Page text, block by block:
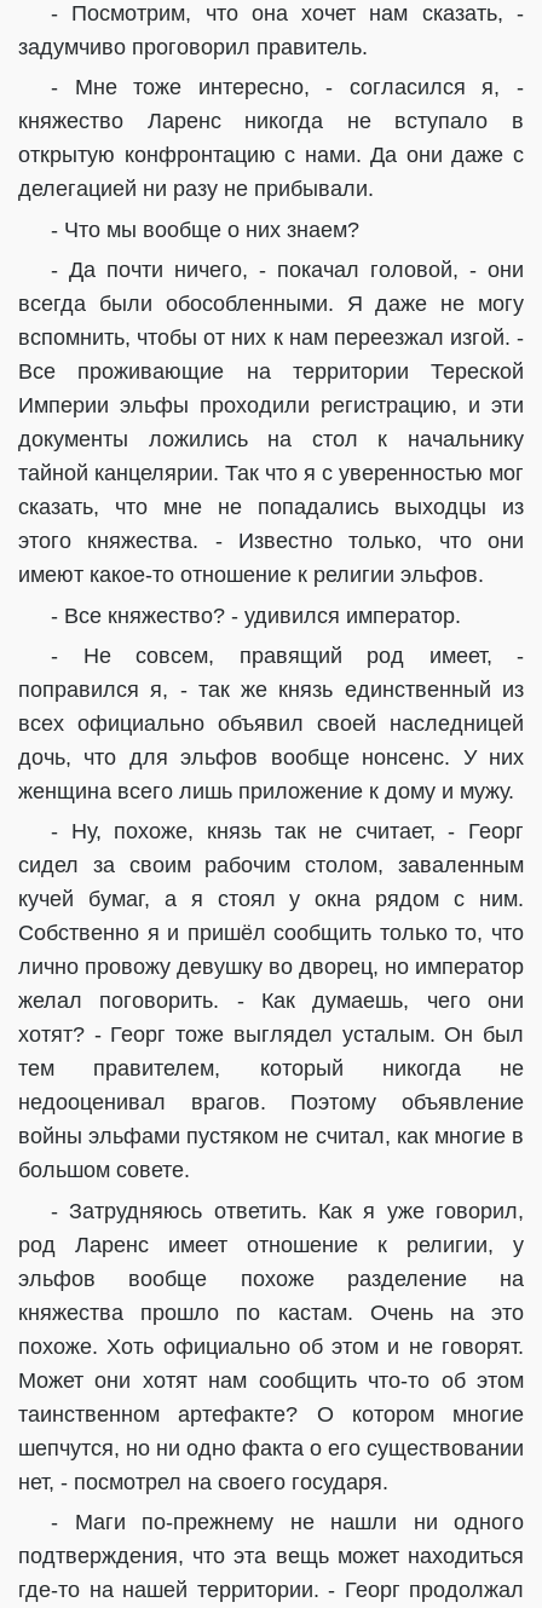
- Посмотрим, что она хочет нам сказать, -
задумчиво проговорил правитель.
- Мне тоже интересно, - согласился я, -
княжество Ларенс никогда не вступало в
открытую конфронтацию с нами. Да они даже с
делегацией ни разу не прибывали.
- Что мы вообще о них знаем?
- Да почти ничего, - покачал головой, - они
всегда были обособленными. Я даже не могу
вспомнить, чтобы от них к нам переезжал изгой. -
Все проживающие на территории Тереской
Империи эльфы проходили регистрацию, и эти
документы ложились на стол к начальнику
тайной канцелярии. Так что я с уверенностью мог
сказать, что мне не попадались выходцы из
этого княжества. - Известно только, что они
имеют какое-то отношение к религии эльфов.
- Все княжество? - удивился император.
- Не совсем, правящий род имеет, -
поправился я, - так же князь единственный из
всех официально объявил своей наследницей
дочь, что для эльфов вообще нонсенс. У них
женщина всего лишь приложение к дому и мужу.
- Ну, похоже, князь так не считает, - Георг
сидел за своим рабочим столом, заваленным
кучей бумаг, а я стоял у окна рядом с ним.
Собственно я и пришёл сообщить только то, что
лично провожу девушку во дворец, но император
желал поговорить. - Как думаешь, чего они
хотят? - Георг тоже выглядел усталым. Он был
тем правителем, который никогда не
недооценивал врагов. Поэтому объявление
войны эльфами пустяком не считал, как многие в
большом совете.
- Затрудняюсь ответить. Как я уже говорил,
род Ларенс имеет отношение к религии, у
эльфов вообще похоже разделение на
княжества прошло по кастам. Очень на это
похоже. Хоть официально об этом и не говорят.
Может они хотят нам сообщить что-то об этом
таинственном артефакте? О котором многие
шепчутся, но ни одно факта о его существовании
нет, - посмотрел на своего государя.
- Маги по-прежнему не нашли ни одного
подтверждения, что эта вещь может находиться
где-то на нашей территории. - Георг продолжал